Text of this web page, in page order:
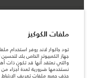
الإمارات العربية المتحدة, الطاير
المعلومات والمواصفات
آخر، كما أنّها قد تتغير بدون
والتحقق من الأسعار.
ملفات الكوكيز
تود جاكوار لاند روفر استخدام
جهاز الكمبيوتر الخاص بك لتحسين
والتي نعتقد أنها قد تكون ذات
نستخدمها ضرورية لعدة أجزاء
حذف جميع ملفات تعريف